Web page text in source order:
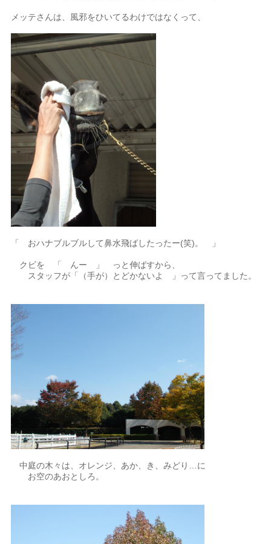
メッテさんは、風邪をひいてるわけではなくって、
「 おハナブルブルして鼻水飛ばしたったー(笑)。 」
クビを 「 んー 」 っと伸ばすから、
スタッフが「（手が）とどかないよ 」って言ってました。
中庭の木々は、オレンジ、あか、き、みどり…に
お空のあおとしろ。